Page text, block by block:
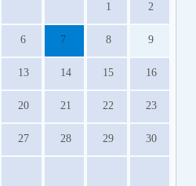
1 2
6 7 8 9
13 14 15 16
20 21 22 23
27 28 29 30